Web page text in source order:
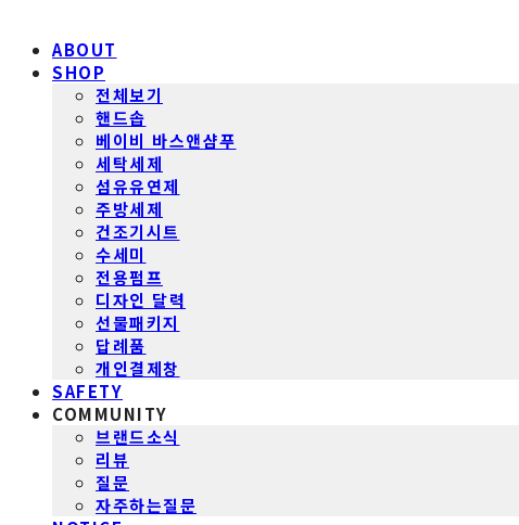
ABOUT
SHOP
전체보기
핸드솝
베이비 바스앤샴푸
세탁세제
섬유유연제
주방세제
건조기시트
수세미
전용펌프
디자인 달력
선물패키지
답례품
개인결제창
SAFETY
COMMUNITY
브랜드소식
리뷰
질문
자주하는질문